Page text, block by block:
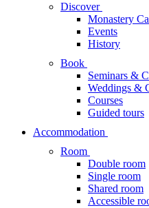
Discover
Monastery
Events
History
Book
Seminars &
Weddings &
Courses
Guided tours
Accommodation
Room
Double room
Single room
Shared room
Accessible